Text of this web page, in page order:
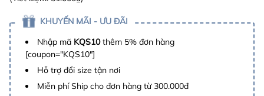
KHUYẾN MÃI - ƯU ĐÃI
Nhập mã KQS10thêm 5% đơn hàng
[coupon="KQS10"]
Hỗ trợ đổi size tận nơi
Miễn phí Ship cho đơn hàng từ 300.000đ